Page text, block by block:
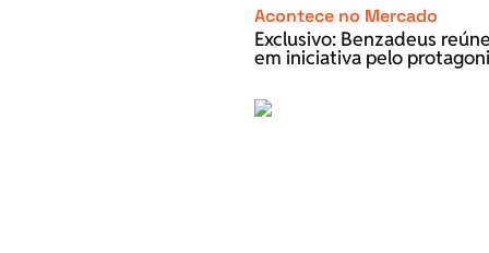
Acontece no Mercado
Exclusivo: Benzadeus
em iniciativa pelo